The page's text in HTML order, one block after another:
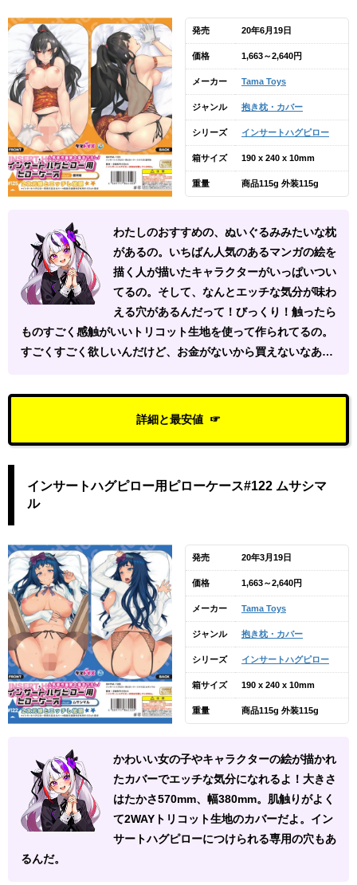
発売 20年6月19日
価格 1,663～2,640円
メーカー Tama Toys
ジャンル 抱き枕・カバー
シリーズ インサートハグピロー
箱サイズ 190 x 240 x 10mm
重量 商品115g 外装115g
わたしのおすすめの、ぬいぐるみみたいな枕
があるの。いちばん人気のあるマンガの絵を
描く人が描いたキャラクターがいっぱいつい
てるの。そして、なんとエッチな気分が味わ
える穴があるんだって！びっくり！触ったら
ものすごく感触がいいトリコット生地を使って作られてるの。
すごくすごく欲しいんだけど、お金がないから買えないなあ…
詳細と最安値
インサートハグピロー用ピローケース#122 ムサシマ
ル
発売 20年3月19日
価格 1,663～2,640円
メーカー Tama Toys
ジャンル 抱き枕・カバー
シリーズ インサートハグピロー
箱サイズ 190 x 240 x 10mm
重量 商品115g 外装115g
かわいい女の子やキャラクターの絵が描かれ
たカバーでエッチな気分になれるよ！大きさ
はたかさ570mm、幅380mm。肌触りがよく
て2WAYトリコット生地のカバーだよ。イン
サートハグピローにつけられる専用の穴もあ
るんだ。